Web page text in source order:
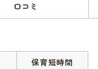
口コミ
保育短時間